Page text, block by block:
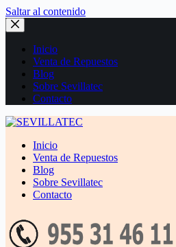
Saltar al contenido
Inicio
Venta de Repuestos
Blog
Sobre Sevillatec
Contacto
Inicio
Venta de Repuestos
Blog
Sobre Sevillatec
Contacto